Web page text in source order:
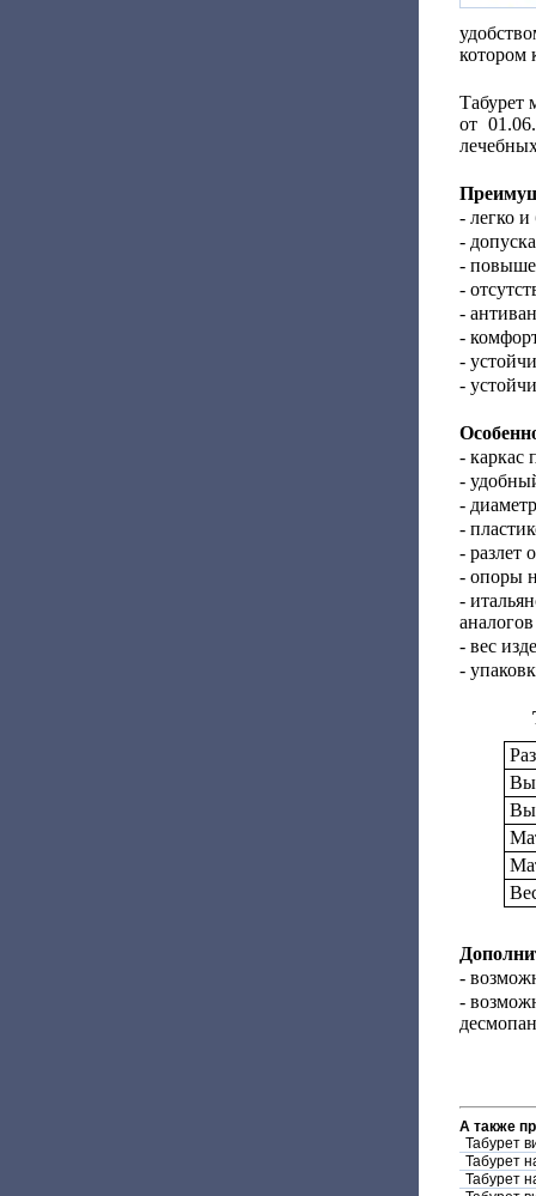
котором
Табурет
от
- легко
-
-
-
-
-
-
-
- каркас
-
-
-
- разлет
- опоры
-
- вес
-
-
-
А также
Табурет
Табурет
Табурет